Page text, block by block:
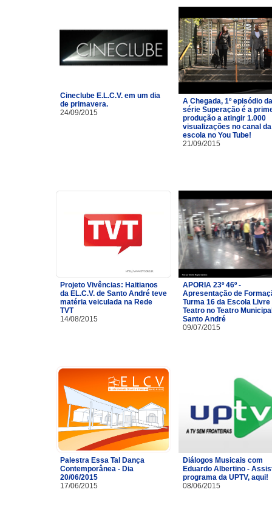
Cineclube E.L.C.V. em um dia
de primavera.
24/09/2015
A Chegada, 1º episódio
série Superação é a
produção a atingir 1.000
visualizações no canal da
escola no You Tube!
21/09/2015
Projeto Vivências: Haitianos
da EL.C.V. de Santo André teve
matéria veiculada na Rede
TVT
14/08/2015
APORIA 23º 46º -
Apresentação de
Turma 16 da Escola Livre
Teatro no Teatro
Santo André
09/07/2015
Palestra Essa Tal Dança
Contemporânea - Dia
20/06/2015
17/06/2015
Diálogos Musicais com
Eduardo Albertino -
programa da UPTV, aqui!
08/06/2015